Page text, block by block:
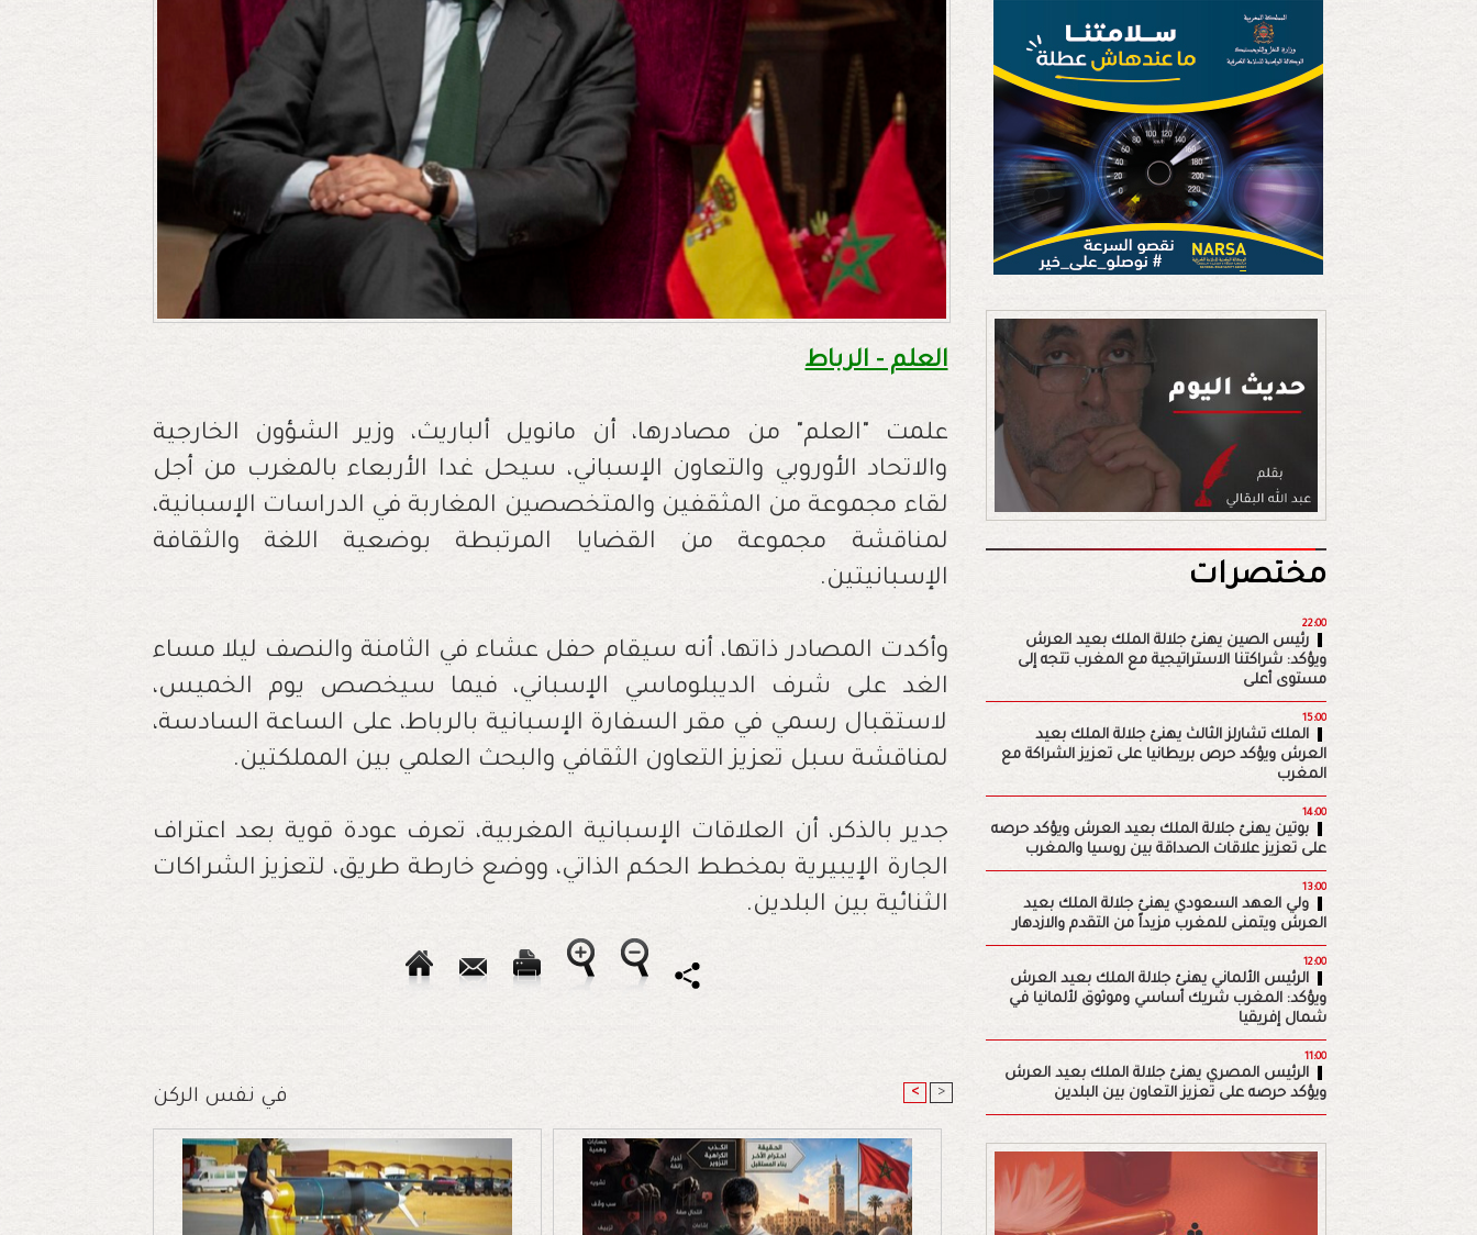
العلم - الرباط
علمت "العلم" من مصادرها، أن مانويل ألباريث، وزير الشؤون الخارجية
والاتحاد الأوروبي والتعاون الإسباني، سيحل غدا الأربعاء بالمغرب من أجل
لقاء مجموعة من المثقفين والمتخصصين المغاربة في الدراسات الإسبانية،
لمناقشة مجموعة من القضايا المرتبطة بوضعية اللغة والثقافة
الإسبانيتين.
وأكدت المصادر ذاتها، أنه سيقام حفل عشاء في الثامنة والنصف ليلا مساء
الغد على شرف الديبلوماسي الإسباني، فيما سيخصص يوم الخميس،
لاستقبال رسمي في مقر السفارة الإسبانية بالرباط، على الساعة السادسة،
لمناقشة سبل تعزيز التعاون الثقافي والبحث العلمي بين المملكتين.
جدير بالذكر، أن العلاقات الإسبانية المغربية، تعرف عودة قوية بعد اعتراف
الجارة الإيبيرية بمخطط الحكم الذاتي، ووضع خارطة طريق، لتعزيز الشراكات
الثنائية بين البلدين.
في نفس الركن < >
مختصرات
22:00
رئيس الصين يهنئ جلالة الملك بعيد العرش
ويؤكد: شراكتنا الاستراتيجية مع المغرب تتجه إلى
مستوى أعلى
15:00
الملك تشارلز الثالث يهنئ جلالة الملك بعيد
العرش ويؤكد حرص بريطانيا على تعزيز الشراكة مع
المغرب
14:00
بوتين يهنئ جلالة الملك بعيد العرش ويؤكد حرصه
على تعزيز علاقات الصداقة بين روسيا والمغرب
13:00
ولي العهد السعودي يهنئ جلالة الملك بعيد
العرش ويتمنى للمغرب مزيداً من التقدم والازدهار
12:00
الرئيس الألماني يهنئ جلالة الملك بعيد العرش
ويؤكد: المغرب شريك أساسي وموثوق لألمانيا في
شمال إفريقيا
11:00
الرئيس المصري يهنئ جلالة الملك بعيد العرش
ويؤكد حرصه على تعزيز التعاون بين البلدين